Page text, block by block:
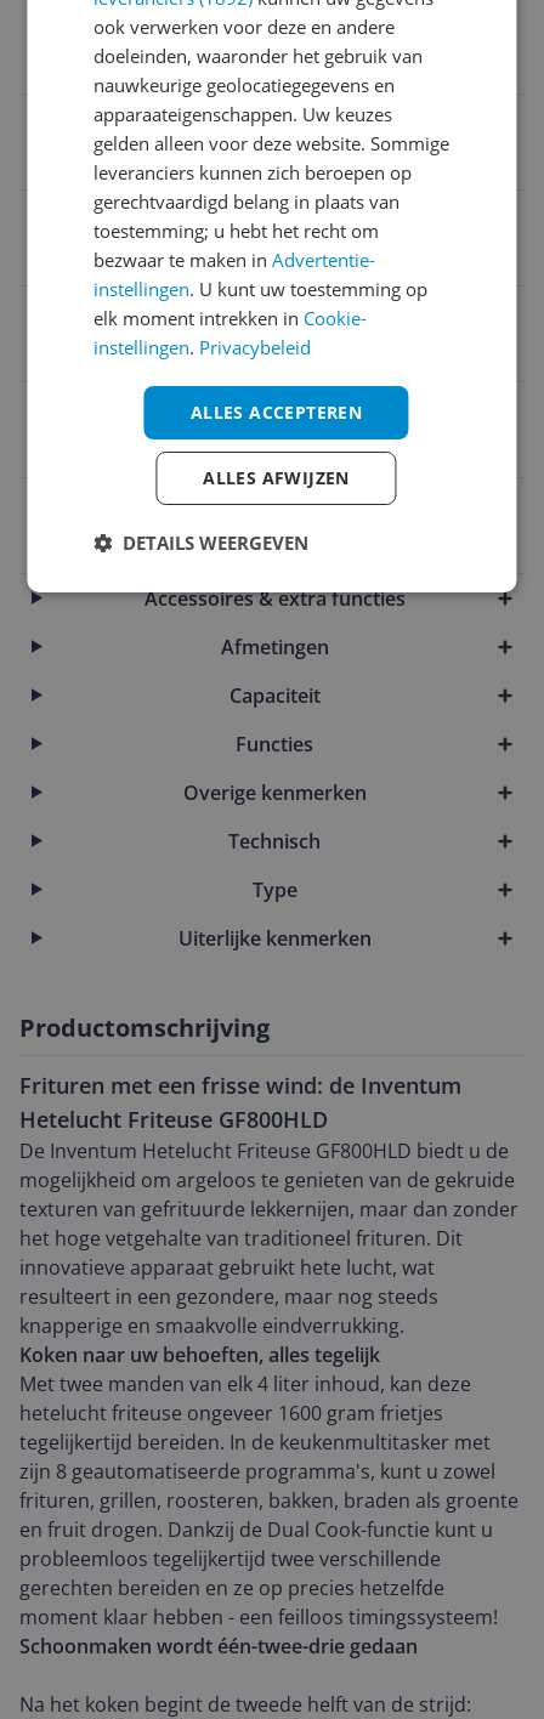
Laadvermogen
1.700 Hz
Aantal pannen
Onderhoud
Afneembare kom
Regelbare thermostaat
8712876094299
Accessoires & extra functies
Afmetingen
Capaciteit
Functies
Overige kenmerken
Technisch
Type
Uiterlijke kenmerken
Productomschrijving
Frituren met een frisse wind: de Inventum
Hetelucht Friteuse GF800HLD
De Inventum Hetelucht Friteuse GF800HLD biedt u de
mogelijkheid om argeloos te genieten van de gekruide
texturen van gefrituurde lekkernijen, maar dan zonder
het hoge vetgehalte van traditioneel frituren. Dit
innovatieve apparaat gebruikt hete lucht, wat
resulteert in een gezondere, maar nog steeds
knapperige en smaakvolle eindverrukking.
Koken naar uw behoeften, alles tegelijk
Met twee manden van elk 4 liter inhoud, kan deze
hetelucht friteuse ongeveer 1600 gram frietjes
tegelijkertijd bereiden. In de keukenmultitasker met
zijn 8 geautomatiseerde programma's, kunt u zowel
frituren, grillen, roosteren, bakken, braden als groente
en fruit drogen. Dankzij de Dual Cook-functie kunt u
probleemloos tegelijkertijd twee verschillende
gerechten bereiden en ze op precies hetzelfde
moment klaar hebben - een feilloos timingssysteem!
Schoonmaken wordt één-twee-drie gedaan
Na het koken begint de tweede helft van de strijd:
ook verwerken voor deze en andere
doeleinden, waaronder het gebruik van
nauwkeurige geolocatiegegevens en
apparaateigenschappen. Uw keuzes
gelden alleen voor deze website. Sommige
leveranciers kunnen zich beroepen op
gerechtvaardigd belang in plaats van
toestemming; u hebt het recht om
bezwaar te maken inAdvertentie-
instellingen. U kunt uw toestemming op
elk moment intrekken in Cookie-
instellingen. Privacybeleid
ALLES ACCEPTEREN
ALLES AFWIJZEN
DETAILS WEERGEVEN